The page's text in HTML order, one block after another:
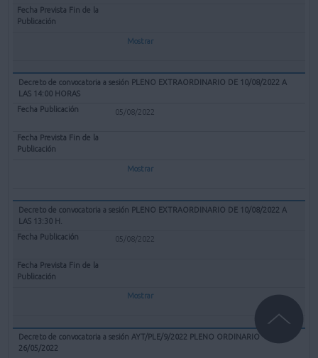
Mostrar
Decreto de convocatoria a sesión PLENO EXTRAORDINARIO DE 10/08/2022 A
LAS 14:00 HORAS
05/08/2022
Mostrar
Decreto de convocatoria a sesión PLENO EXTRAORDINARIO DE 10/08/2022 A
LAS 13:30 H.
05/08/2022
Mostrar
Decreto de convocatoria a sesión AYT/PLE/9/2022 PLENO ORDINARIO
26/05/2022